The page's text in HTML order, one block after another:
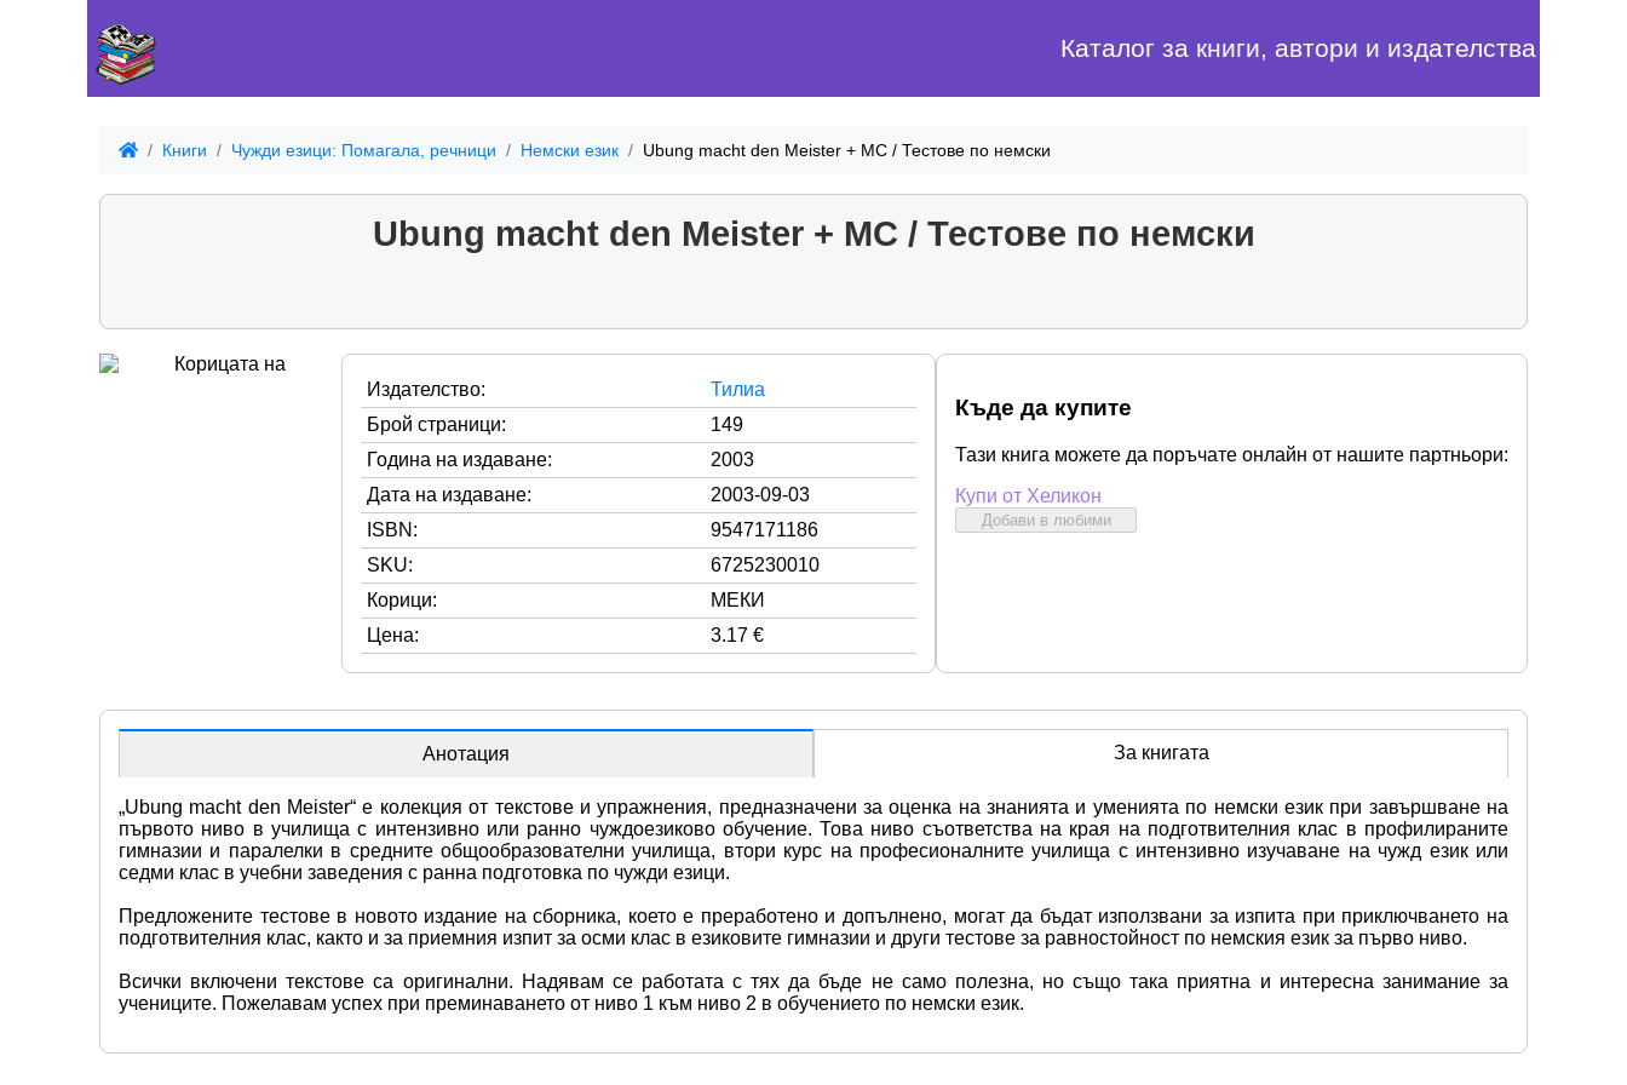
Каталог за книги, автори и издателства
Книги Чужди езици: Помагала, речници Немски език Ubung macht den Meister + MC / Тестове по немски
Ubung macht den Meister + MC / Тестове по немски
Издателство:
Тилиа
Брой страници:
149
Година на издаване:
2003
Дата на издаване:
2003-09-03
ISBN:
9547171186
SKU:
6725230010
Корици:
МЕКИ
Цена:
3.17 €
Къде да купите
Тази книга можете да поръчате онлайн от нашите партньори:
Купи от Хеликон
Добави в любими
Анотация За книгата
„Ubung macht den Meister“ е колекция от текстове и упражнения, предназначени за оценка на знанията и уменията по немски език при завършване на
първото ниво в училища с интензивно или ранно чуждоезиково обучение. Това ниво съответства на края на подготвителния клас в профилираните
гимназии и паралелки в средните общообразователни училища, втори курс на професионалните училища с интензивно изучаване на чужд език или
седми клас в учебни заведения с ранна подготовка по чужди езици.
Предложените тестове в новото издание на сборника, което е преработено и допълнено, могат да бъдат използвани за изпита при приключването на
подготвителния клас, както и за приемния изпит за осми клас в езиковите гимназии и други тестове за равностойност по немския език за първо ниво.
Всички включени текстове са оригинални. Надявам се работата с тях да бъде не само полезна, но също така приятна и интересна занимание за
учениците. Пожелавам успех при преминаването от ниво 1 към ниво 2 в обучението по немски език.